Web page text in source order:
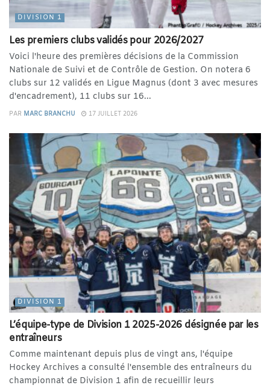
DIVISION 1
Les premiers clubs validés pour 2026/2027
Voici l'heure des premières décisions de la Commission
Nationale de Suivi et de Contrôle de Gestion. On notera 6
clubs sur 12 validés en Ligue Magnus (dont 3 avec mesures
d'encadrement), 11 clubs sur 16...
PAR MARC BRANCHU 17 JUILLET 2026
DIVISION 1
L’équipe-type de Division 1 2025-2026 désignée par les
entraîneurs
Comme maintenant depuis plus de vingt ans, l'équipe
Hockey Archives a consulté l'ensemble des entraîneurs du
championnat de Division 1 afin de recueillir leurs